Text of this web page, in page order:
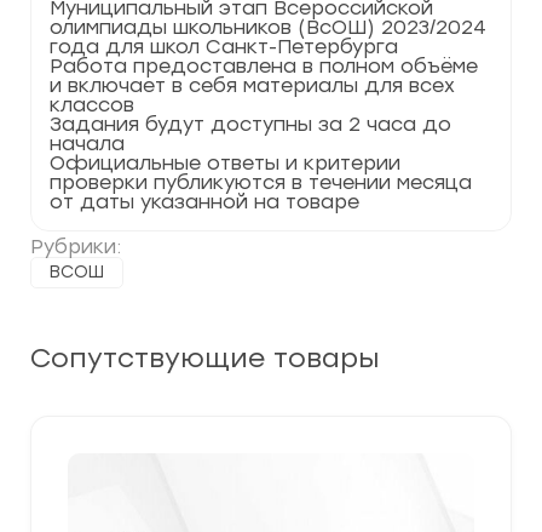
Муниципальный этап Всероссийской
олимпиады школьников (ВсОШ) 2023/2024
года для школ Санкт-Петербурга
Работа предоставлена в полном объёме
и включает в себя материалы для всех
классов
Задания будут доступны за 2 часа до
начала
Официальные ответы и критерии
проверки публикуются в течении месяца
от даты указанной на товаре
Рубрики:
ВСОШ
Сопутствующие товары